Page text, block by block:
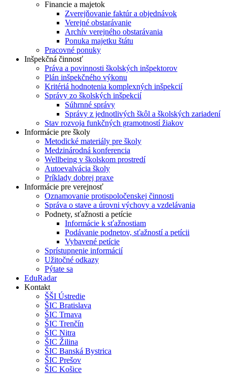
Financie a majetok
Zverejňovanie faktúr a objednávok
Verejné obstarávanie
Archív verejného obstarávania
Ponuka majetku štátu
Pracovné ponuky
Inšpekčná činnosť
Práva a povinnosti školských inšpektorov
Plán inšpekčného výkonu
Kritériá hodnotenia komplexných inšpekcií
Správy zo školských inšpekcií
Súhrnné správy
Správy z jednotlivých škôl a školských zariadení
Stav rozvoja funkčných gramotností žiakov
Informácie pre školy
Metodické materiály pre školy
Medzinárodná konferencia
Wellbeing v školskom prostredí
Autoevalvácia školy
Príklady dobrej praxe
Informácie pre verejnosť
Oznamovanie protispoločenskej činnosti
Správa o stave a úrovni výchovy a vzdelávania
Podnety, sťažnosti a petície
Informácie k sťažnostiam
Podávanie podnetov, sťažností a petícii
Vybavené petície
Sprístupnenie informácií
Užitočné odkazy
Pýtate sa
EduRadar
Kontakt
ŠŠI Ústredie
ŠIC Bratislava
ŠIC Trnava
ŠIC Trenčín
ŠIC Nitra
ŠIC Žilina
ŠIC Banská Bystrica
ŠIC Prešov
ŠIC Košice